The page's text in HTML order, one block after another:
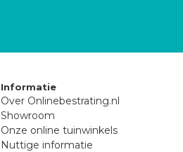
Informatie
Over Onlinebestrating.nl
Showroom
Onze online tuinwinkels
Nuttige informatie